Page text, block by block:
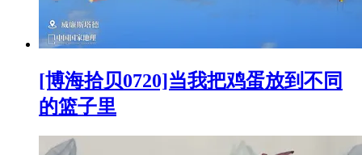
[博海拾贝0720]当我把鸡蛋放到不同
的篮子里